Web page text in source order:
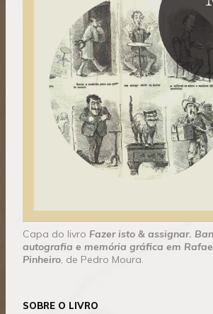
Capa do livro Fazer isto & assignar.
autografia e memória gráfica em
Pinheiro, de Pedro Moura.
SOBRE O LIVRO